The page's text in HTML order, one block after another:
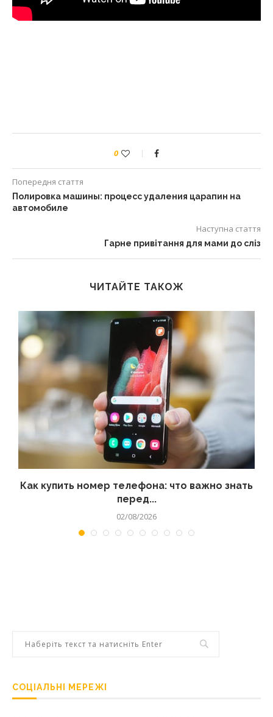
0
Попередня стаття
Полировка машины: процесс удаления царапин на
автомобиле
Наступна стаття
Гарне привітання для мами до сліз
ЧИТАЙТЕ ТАКОЖ
Как купить номер телефона: что важно знать
перед...
02/08/2026
СОЦІАЛЬНІ МЕРЕЖІ